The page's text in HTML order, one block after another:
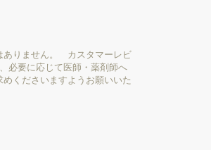
ありません。 カスタマーレビ
必要に応じて医師・薬剤師へ
くださいますようお願いいた